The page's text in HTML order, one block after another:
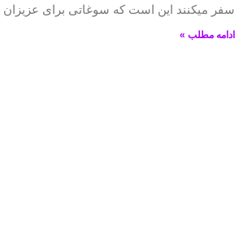
سفر میکنند این است که سوغاتی برای
ادامه مطلب »